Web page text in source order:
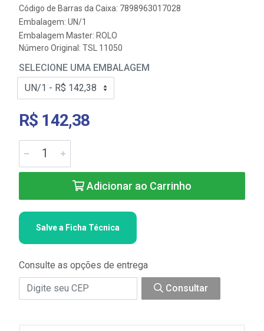
Código de Barras da Caixa: 7898963017028
Embalagem: UN/1
Embalagem Master: ROLO
Número Original: TSL 11050
SELECIONE UMA EMBALAGEM
R$ 142,38
Adicionar ao Carrinho
Salve a Ficha Técnica
Consulte as opções de entrega
Consultar